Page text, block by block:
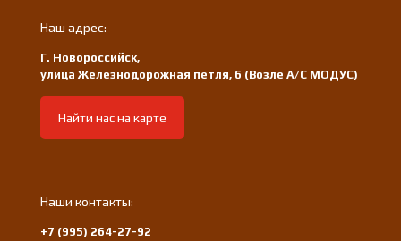
Наш адрес:
Г. Новороссийск,
улица Железнодорожная петля, 6 (Возле А/С МОДУС)
Найти нас на карте
Наши контакты:
+7 (995) 264-27-92